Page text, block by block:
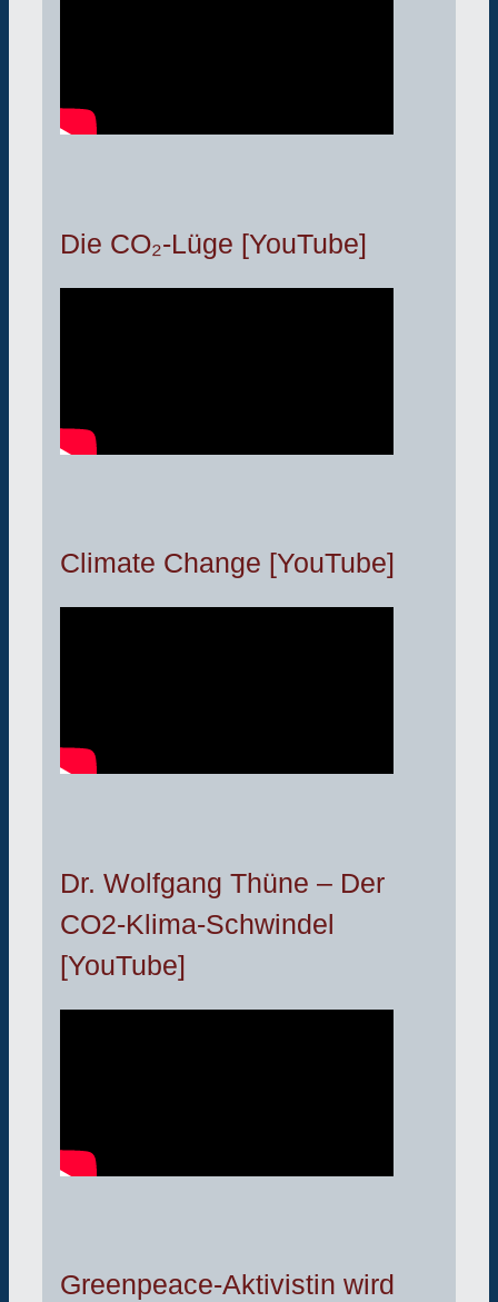
Die CO₂-Lüge [YouTube]
Climate Change [YouTube]
Dr. Wolfgang Thüne – Der
CO2-Klima-Schwindel
[YouTube]
Greenpeace-Aktivistin wird